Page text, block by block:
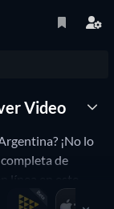
Video
¡No lo
de
línea en este
de Univer